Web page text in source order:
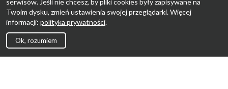
serwisów. Jeśli nie chcesz, by pliki cookies były zapisywane na
Twoim dysku, zmień ustawienia swojej przeglądarki. Więcej
informacji: polityka prywatności.
Ok, rozumiem